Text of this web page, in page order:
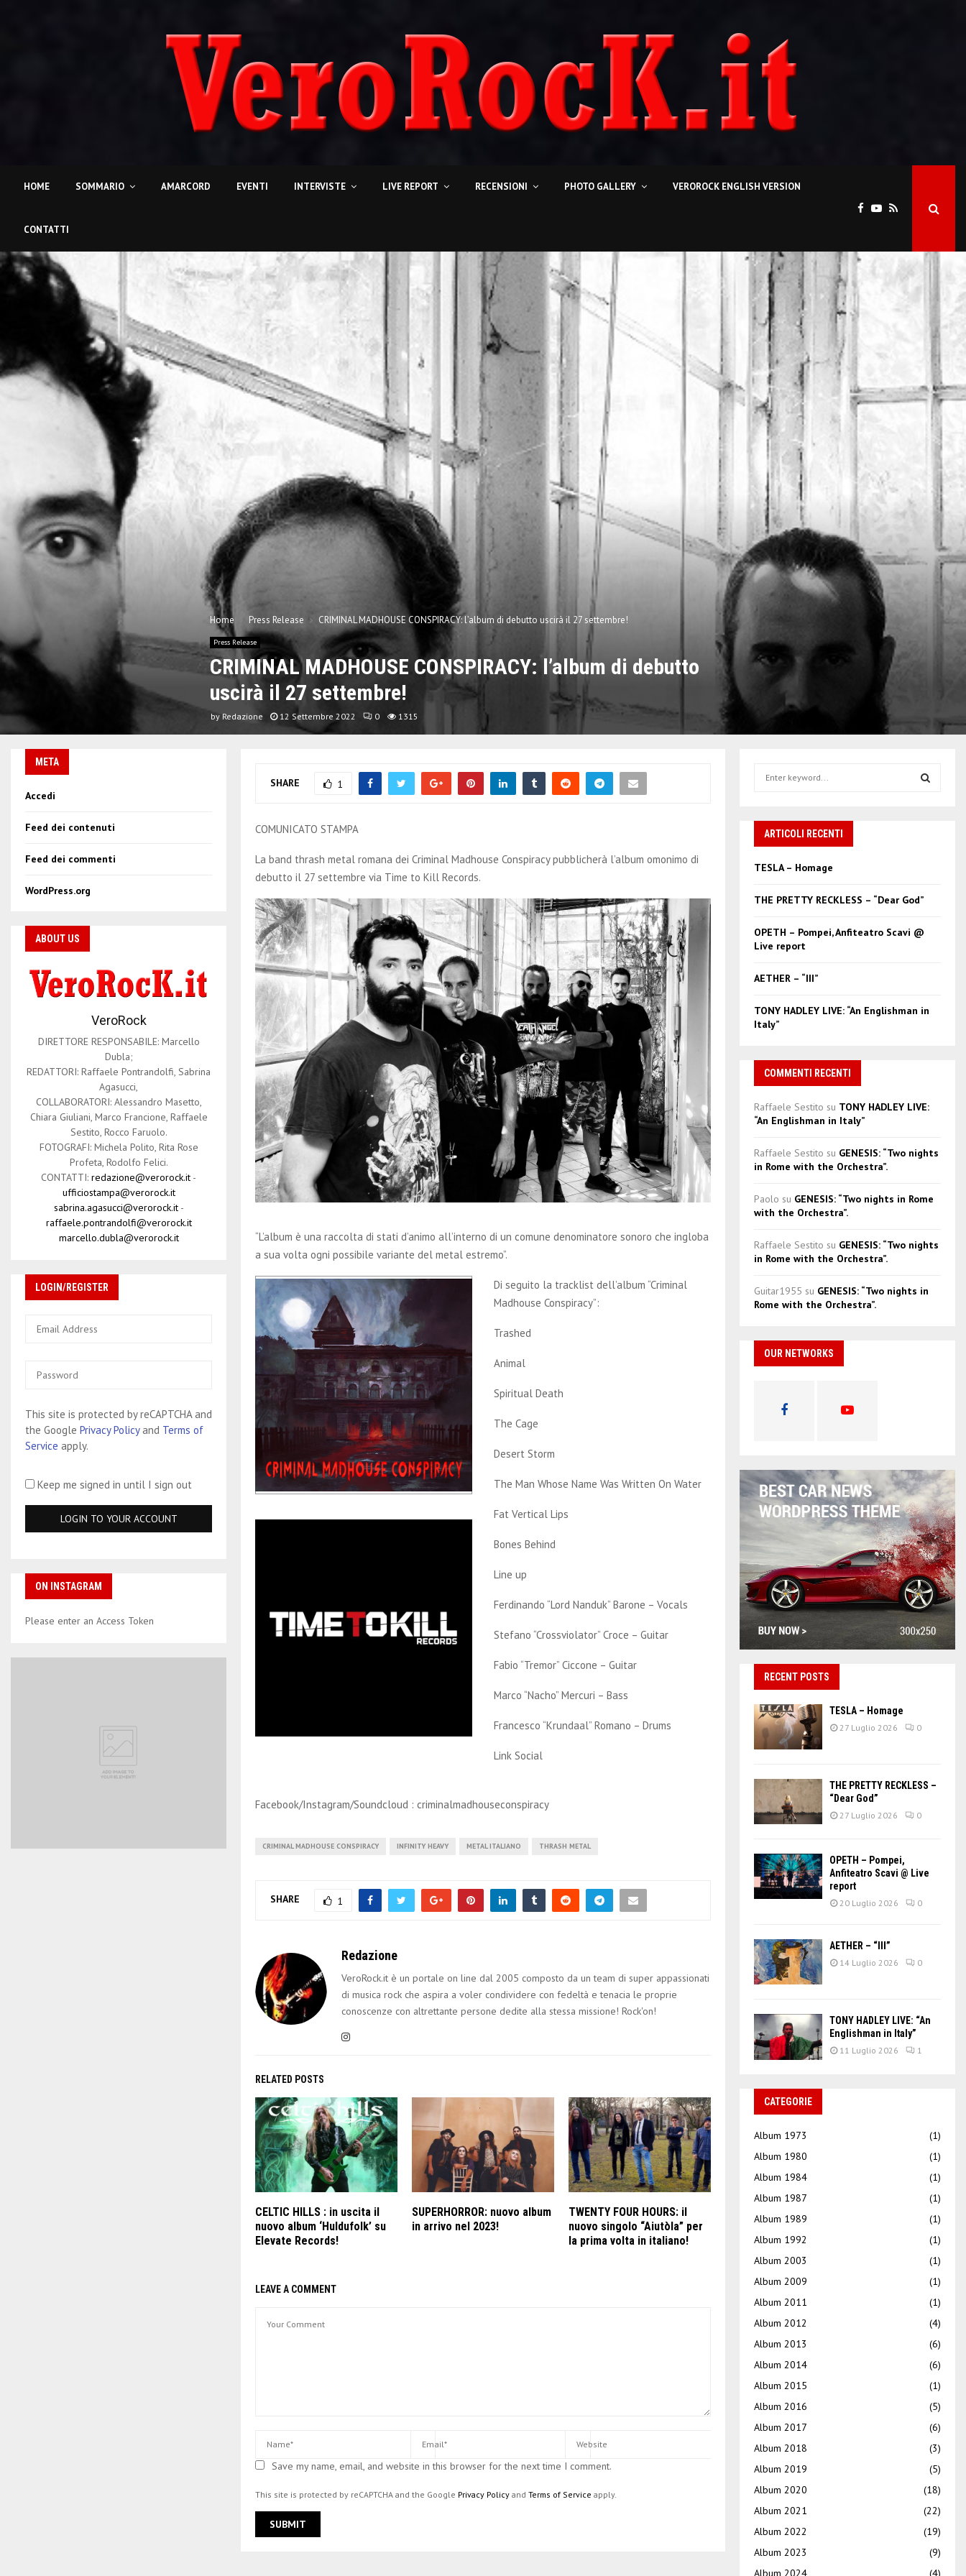
HOME SOMMARIO AMARCORD EVENTI INTERVISTE LIVE REPORT RECENSIONI PHOTO GALLERY VEROROCK ENGLISH VERSION
CONTATTI
Home Press Release CRIMINAL MADHOUSE CONSPIRACY: l’album di debutto uscirà il 27 settembre!
Press Release
CRIMINAL MADHOUSE CONSPIRACY: l’album di debutto
uscirà il 27 settembre!
by Redazione 12 Settembre 2022 0 1315
SHARE 1
COMUNICATO STAMPA
La band thrash metal romana dei Criminal Madhouse Conspiracy pubblicherà l’album omonimo di
debutto il 27 settembre via Time to Kill Records.
“L’album è una raccolta di stati d’animo all’interno di un comune denominatore sonoro che ingloba
a sua volta ogni possibile variante del metal estremo”.
Di seguito la tracklist dell’album “Criminal
Madhouse Conspiracy”:
Trashed
Animal
Spiritual Death
The Cage
Desert Storm
The Man Whose Name Was Written On Water
Fat Vertical Lips
Bones Behind
Line up
Ferdinando “Lord Nanduk” Barone – Vocals
Stefano “Crossviolator” Croce – Guitar
Fabio “Tremor” Ciccone – Guitar
Marco “Nacho” Mercuri – Bass
Francesco “Krundaal” Romano – Drums
Link Social
Facebook/Instagram/Soundcloud : criminalmadhouseconspiracy
CRIMINAL MADHOUSE CONSPIRACY INFINITY HEAVY METAL ITALIANO THRASH METAL
SHARE 1
Redazione
VeroRock.it è un portale on line dal 2005 composto da un team di super appassionati
di musica rock che aspira a voler condividere con fedeltà e tenacia le proprie
conoscenze con altrettante persone dedite alla stessa missione! Rock'on!
RELATED POSTS
CELTIC HILLS : in uscita il
nuovo album ‘Huldufolk’ su
Elevate Records!
SUPERHORROR: nuovo album
in arrivo nel 2023!
TWENTY FOUR HOURS: il
nuovo singolo “Aiutòla” per
la prima volta in italiano!
LEAVE A COMMENT
Save my name, email, and website in this browser for the next time I comment.
This site is protected by reCAPTCHA and the Google Privacy Policy and Terms of Service apply.
META
Accedi
Feed dei contenuti
Feed dei commenti
WordPress.org
ABOUT US
VeroRock
DIRETTORE RESPONSABILE: Marcello
Dubla;
REDATTORI: Raffaele Pontrandolfi, Sabrina
Agasucci,
COLLABORATORI: Alessandro Masetto,
Chiara Giuliani, Marco Francione, Raffaele
Sestito, Rocco Faruolo.
FOTOGRAFI: Michela Polito, Rita Rose
Profeta, Rodolfo Felici.
CONTATTI: redazione@verorock.it -
ufficiostampa@verorock.it
sabrina.agasucci@verorock.it-
raffaele.pontrandolfi@verorock.it
marcello.dubla@verorock.it
LOGIN/REGISTER
This site is protected by reCAPTCHA and
the Google Privacy Policyand Terms of
Service apply.
Keep me signed in until I sign out
ON INSTAGRAM
Please enter an Access Token
h
f
ARTICOLI RECENTI
TESLA – Homage
THE PRETTY RECKLESS – “Dear God”
OPETH – Pompei, Anfiteatro Scavi @
Live report
AETHER – “III”
TONY HADLEY LIVE: “An Englishman in
Italy”
COMMENTI RECENTI
Raffaele Sestito su TONY HADLEY LIVE:
“An Englishman in Italy”
Raffaele Sestito su GENESIS: “Two nights
in Rome with the Orchestra”.
Paolo su GENESIS: “Two nights in Rome
with the Orchestra”.
Raffaele Sestito su GENESIS: “Two nights
in Rome with the Orchestra”.
Guitar1955 su GENESIS: “Two nights in
Rome with the Orchestra”.
OUR NETWORKS
RECENT POSTS
TESLA – Homage
27 Luglio 2026 0
THE PRETTY RECKLESS –
“Dear God”
27 Luglio 2026 0
OPETH – Pompei,
Anfiteatro Scavi @ Live
report
20 Luglio 2026 0
AETHER – “III”
14 Luglio 2026 0
TONY HADLEY LIVE: “An
Englishman in Italy”
11 Luglio 2026 1
CATEGORIE
Album 1973
(1)
Album 1980
(1)
Album 1984
(1)
Album 1987
(1)
Album 1989
(1)
Album 1992
(1)
Album 2003
(1)
Album 2009
(1)
Album 2011
(1)
Album 2012
(4)
Album 2013
(6)
Album 2014
(6)
Album 2015
(1)
Album 2016
(5)
Album 2017
(6)
Album 2018
(3)
Album 2019
(5)
Album 2020
(18)
Album 2021
(22)
Album 2022
(19)
Album 2023
(9)
Album 2024
(4)